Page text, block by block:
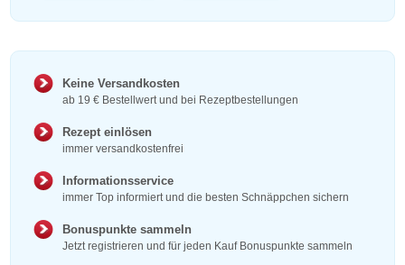
Keine Versandkosten
ab 19 € Bestellwert und bei Rezeptbestellungen
Rezept einlösen
immer versandkostenfrei
Informationsservice
immer Top informiert und die besten Schnäppchen sichern
Bonuspunkte sammeln
Jetzt registrieren und für jeden Kauf Bonuspunkte sammeln